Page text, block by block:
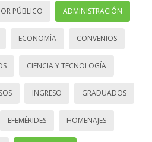
PÚBLICO ADMINISTRACIÓN
ECONOMÍA CONVENIOS
CIENCIA Y TECNOLOGÍA
INGRESO GRADUADOS
EFEMÉRIDES HOMENAJES